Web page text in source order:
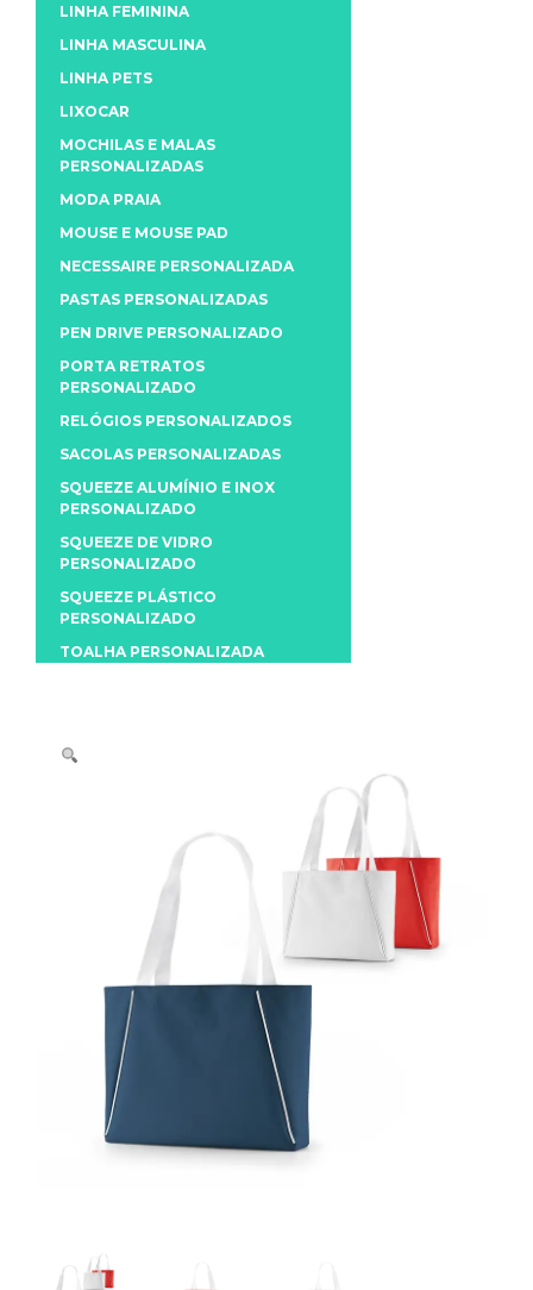
LINHA FEMININA
LINHA MASCULINA
LINHA PETS
LIXOCAR
MOCHILAS E MALAS
PERSONALIZADAS
MODA PRAIA
MOUSE E MOUSE PAD
NECESSAIRE PERSONALIZADA
PASTAS PERSONALIZADAS
PEN DRIVE PERSONALIZADO
PORTA RETRATOS
PERSONALIZADO
RELÓGIOS PERSONALIZADOS
SACOLAS PERSONALIZADAS
SQUEEZE ALUMÍNIO E INOX
PERSONALIZADO
SQUEEZE DE VIDRO
PERSONALIZADO
SQUEEZE PLÁSTICO
PERSONALIZADO
TOALHA PERSONALIZADA